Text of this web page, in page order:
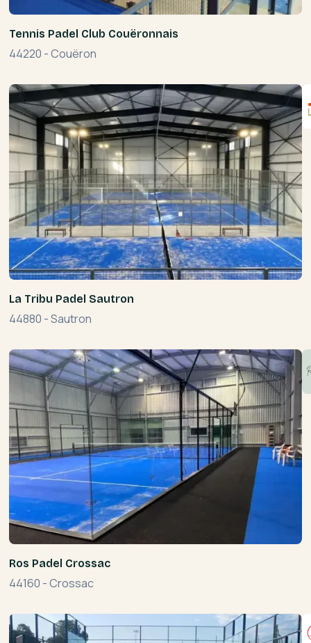
Tennis Padel Club Couëronnais
44220 -Couëron
La Tribu Padel Sautron
44880 -Sautron
Ros Padel Crossac
44160 -Crossac